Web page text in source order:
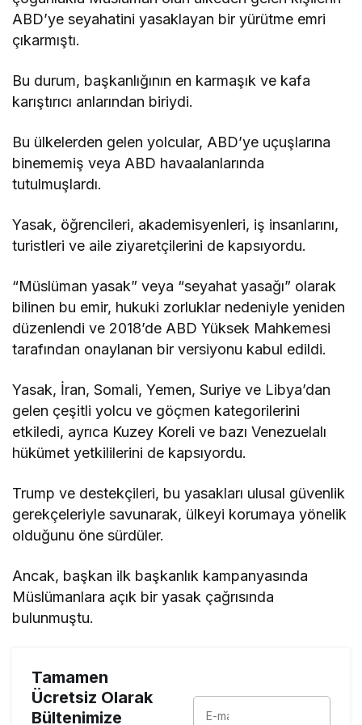
ABD’ye seyahatini yasaklayan bir yürütme emri
çıkarmıştı.
Bu durum, başkanlığının en karmaşık ve kafa
karıştırıcı anlarından biriydi.
Bu ülkelerden gelen yolcular, ABD’ye uçuşlarına
binememiş veya ABD havaalanlarında
tutulmuşlardı.
Yasak, öğrencileri, akademisyenleri, iş insanlarını,
turistleri ve aile ziyaretçilerini de kapsıyordu.
“Müslüman yasak” veya “seyahat yasağı” olarak
bilinen bu emir, hukuki zorluklar nedeniyle yeniden
düzenlendi ve 2018’de ABD Yüksek Mahkemesi
tarafından onaylanan bir versiyonu kabul edildi.
Yasak, İran, Somali, Yemen, Suriye ve Libya’dan
gelen çeşitli yolcu ve göçmen kategorilerini
etkiledi, ayrıca Kuzey Koreli ve bazı Venezuelalı
hükümet yetkililerini de kapsıyordu.
Trump ve destekçileri, bu yasakları ulusal güvenlik
gerekçeleriyle savunarak, ülkeyi korumaya yönelik
olduğunu öne sürdüler.
Ancak, başkan ilk başkanlık kampanyasında
Müslümanlara açık bir yasak çağrısında
bulunmuştu.
Tamamen
Ücretsiz Olarak
Bültenimize